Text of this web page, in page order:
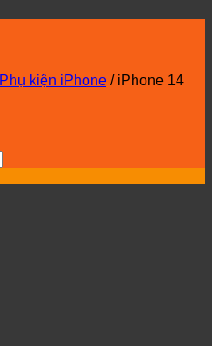
Phụ kiện iPhone /iPhone 14